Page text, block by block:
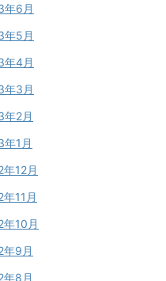
年6月
年5月
年4月
年3月
年2月
年1月
12月
11月
年10月
年9月
年8月